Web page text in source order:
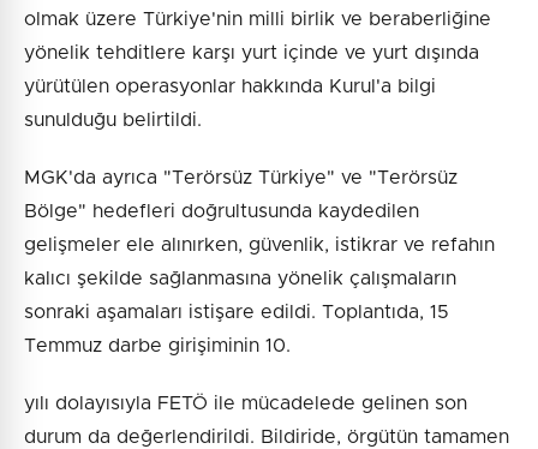
olmak üzere Türkiye'nin milli birlik ve beraberliğine
yönelik tehditlere karşı yurt içinde ve yurt dışında
yürütülen operasyonlar hakkında Kurul'a bilgi
sunulduğu belirtildi.
MGK'da ayrıca "Terörsüz Türkiye" ve "Terörsüz
Bölge" hedefleri doğrultusunda kaydedilen
gelişmeler ele alınırken, güvenlik, istikrar ve refahın
kalıcı şekilde sağlanmasına yönelik çalışmaların
sonraki aşamaları istişare edildi. Toplantıda, 15
Temmuz darbe girişiminin 10.
yılı dolayısıyla FETÖ ile mücadelede gelinen son
durum da değerlendirildi. Bildiride, örgütün tamamen